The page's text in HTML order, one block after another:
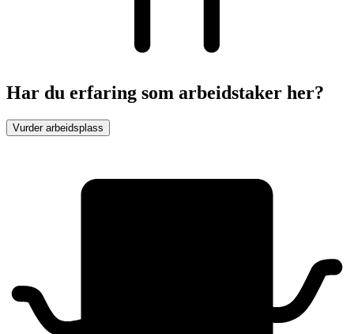
Har du erfaring som arbeidstaker her?
Vurder arbeidsplass